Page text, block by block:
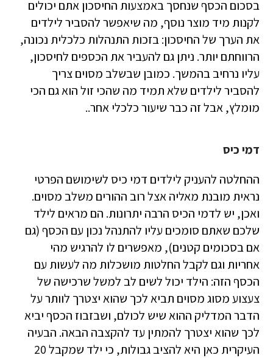
בסכום הכסף שנחסך באמצעות החיסכון אתם יכולים
לקנות מיד מוצר נוסף, מה שיאפשר להסביר לילדים
את הערך של החיסכון: בזכות התנהלות כלכלית נכונה,
הרווחתם יותר. ניתן גם להעביר את הכספים לחיסכון,
עליו נרחיב בהמשך. כמובן שבשלב מסוים צריך
להסביר לילדים שלא תמיד מה שהכי זול הוא גם הכי
מומלץ, אבל זה כבר שיעור כלכלי אחר..
דמי כיס
ההחלטה להעניק לילדים דמי כיס לשימושם הפרטי
נראית מובנת מאליה אצל רוב ההורים משלב מסוים.
ואכן, יש לדמי הכיס הרבה יתרונות. הם מראים לילד
שלכם שאתם סומכים עליו להתנהל נכון עם הכסף (גם
אם בסכומים קטנים), מאפשרים לו להרגיש מהי
אחריות וגם לקבל החלטות מושכלות מה לעשות עם
הכסף הזה: הילד יכול לשים לב למשל שרכישה של
צעצוע מסוג מסוים תביא לכך שהוא יצטרך לוותר על
הדבר המדליק ההוא שיש לכולם, ושבזבוז הכסף יביא
לכך שהוא יצטרך להמתין עד להקצבה הבאה. הבעיה
העיקרית כאן היא להציב גבולות, כי ילד שמקבל 20